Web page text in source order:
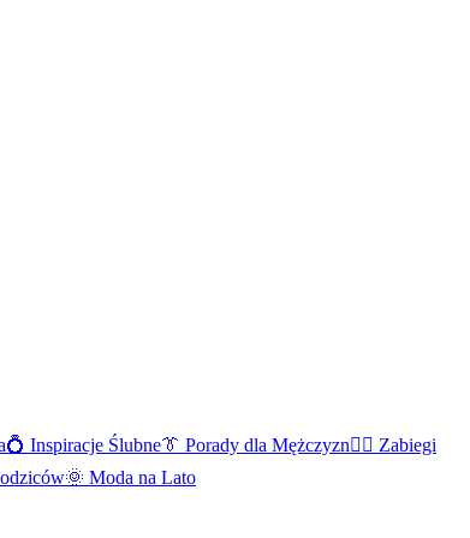
💍 Inspiracje Ślubne👔 Porady dla Mężczyzn💆‍♀️ Zabiegi
🌞 Moda na Lato